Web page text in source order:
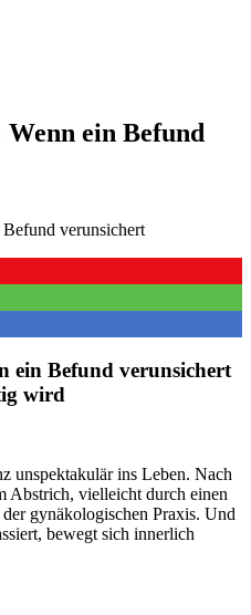
ein Befund
ein Befund verunsichert
wird
unspektakulär ins Leben. Nach
Abstrich, vielleicht durch einen
gynäkologischen Praxis. Und
bewegt sich innerlich